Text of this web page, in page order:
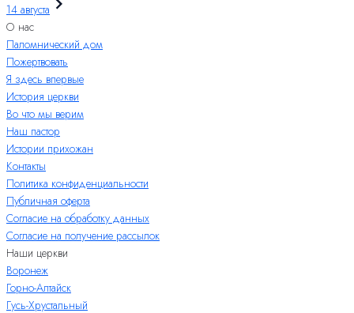
14 августа
О нас
Паломнический дом
Пожертвовать
Я здесь впервые
История церкви
Во что мы верим
Наш пастор
Истории прихожан
Контакты
Политика конфиденциальности
Публичная оферта
Согласие на обработку данных
Согласие на получение рассылок
Наши церкви
Воронеж
Горно-Алтайск
Гусь-Хрустальный